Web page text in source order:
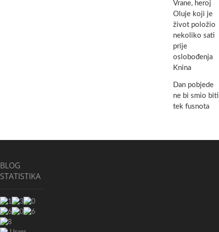
Vrane, heroj
Oluje koji je
život položio
nekoliko sati
prije
oslobođenja
Knina
Dan pobjede
ne bi smio biti
tek fusnota
BLOG
STATISTIKA